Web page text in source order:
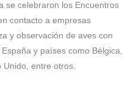
se celebraron los Encuentros
contacto a empresas
y observación de aves con
y países como Bélgica,
Unido, entre otros.